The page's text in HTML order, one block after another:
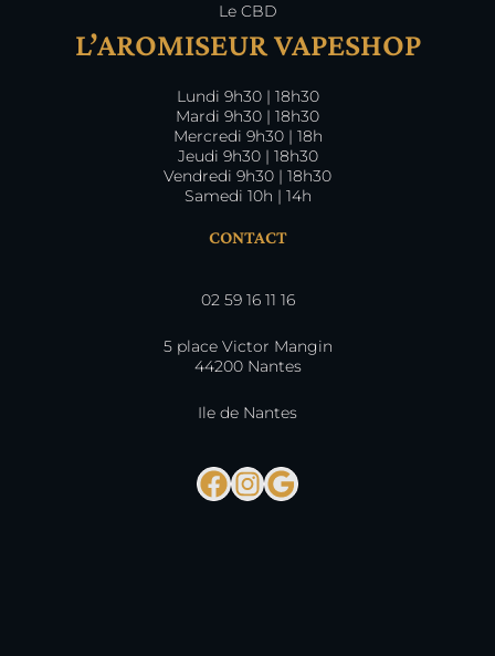
Le CBD
L’AROMISEUR VAPESHOP
Lundi 9h30 | 18h30
Mardi 9h30 | 18h30
Mercredi 9h30 | 18h
Jeudi 9h30 | 18h30
Vendredi 9h30 | 18h30
Samedi 10h | 14h
CONTACT
02 59 16 11 16
5 place Victor Mangin
44200 Nantes
Ile de Nantes
Facebook
Instagram
Google